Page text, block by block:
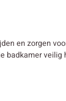
en zorgen
badkamer